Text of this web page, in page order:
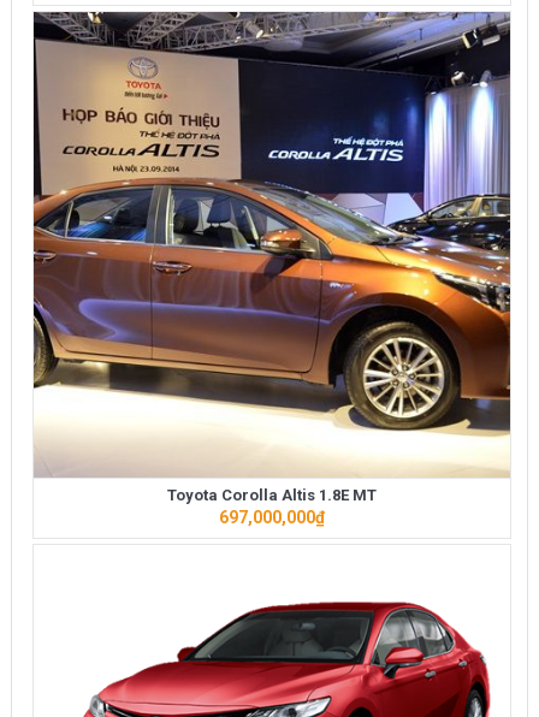
Toyota Corolla Altis 1.8E MT
697,000,000₫